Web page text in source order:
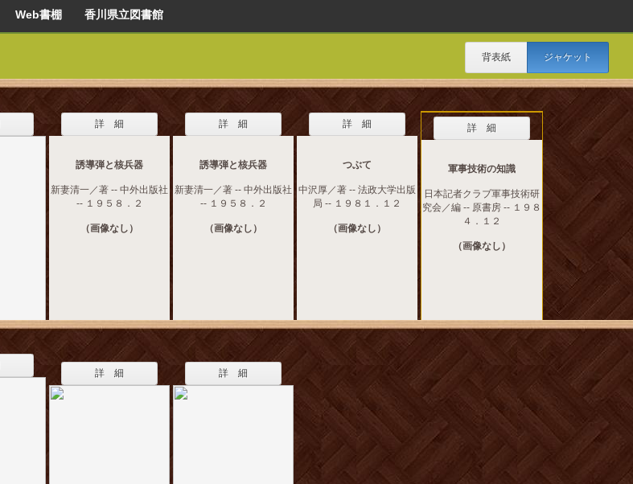
Web書棚 香川県立図書館
背表紙 ジャケット
詳 細
誘導弾と核兵器
新妻清一／著 -- 中外出版社
-- １９５８．２
（画像なし）
詳 細
誘導弾と核兵器
新妻清一／著 -- 中外出版社
-- １９５８．２
（画像なし）
詳 細
つぶて
中沢厚／著 -- 法政大学出版
局 -- １９８１．１２
（画像なし）
詳 細
軍事技術の知識
日本記者クラブ軍事技術研
究会／編 -- 原書房 -- １９８
４．１２
（画像なし）
詳 細 詳 細